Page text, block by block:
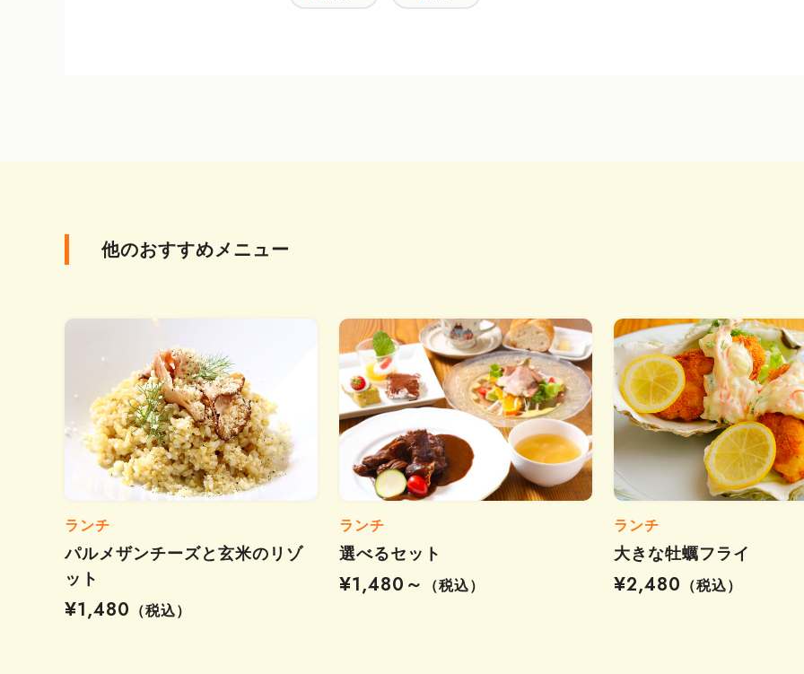
他のおすすめメニュー
ランチ
パルメザンチーズと玄米のリゾ
ット
¥1,480
（税込）
ランチ
選べるセット
¥1,480～
（税込）
ランチ
大きな牡蠣フライ
¥2,480
（税込）